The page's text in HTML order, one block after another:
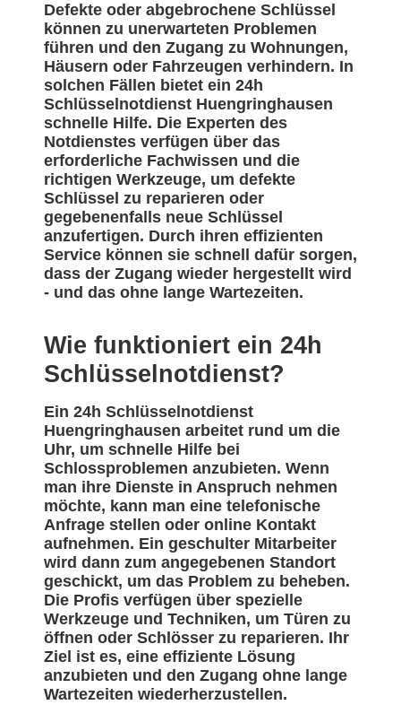
Defekte oder abgebrochene Schlüssel
können zu unerwarteten Problemen
führen und den Zugang zu Wohnungen,
Häusern oder Fahrzeugen verhindern. In
solchen Fällen bietet ein 24h
Schlüsselnotdienst Huengringhausen
schnelle Hilfe. Die Experten des
Notdienstes verfügen über das
erforderliche Fachwissen und die
richtigen Werkzeuge, um defekte
Schlüssel zu reparieren oder
gegebenenfalls neue Schlüssel
anzufertigen. Durch ihren effizienten
Service können sie schnell dafür sorgen,
dass der Zugang wieder hergestellt wird
- und das ohne lange Wartezeiten.
Wie funktioniert ein 24h
Schlüsselnotdienst?
Ein 24h Schlüsselnotdienst
Huengringhausen arbeitet rund um die
Uhr, um schnelle Hilfe bei
Schlossproblemen anzubieten. Wenn
man ihre Dienste in Anspruch nehmen
möchte, kann man eine telefonische
Anfrage stellen oder online Kontakt
aufnehmen. Ein geschulter Mitarbeiter
wird dann zum angegebenen Standort
geschickt, um das Problem zu beheben.
Die Profis verfügen über spezielle
Werkzeuge und Techniken, um Türen zu
öffnen oder Schlösser zu reparieren. Ihr
Ziel ist es, eine effiziente Lösung
anzubieten und den Zugang ohne lange
Wartezeiten wiederherzustellen.